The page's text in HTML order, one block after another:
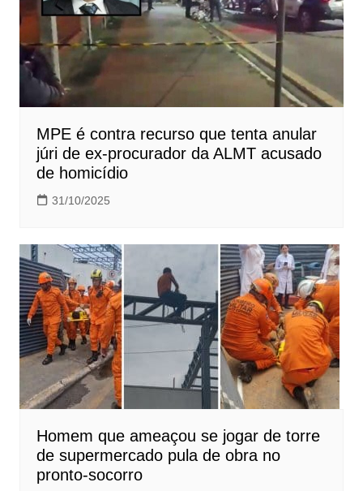
MPE é contra recurso que tenta anular
júri de ex-procurador da ALMT acusado
de homicídio
31/10/2025
Homem que ameaçou se jogar de torre
de supermercado pula de obra no
pronto-socorro